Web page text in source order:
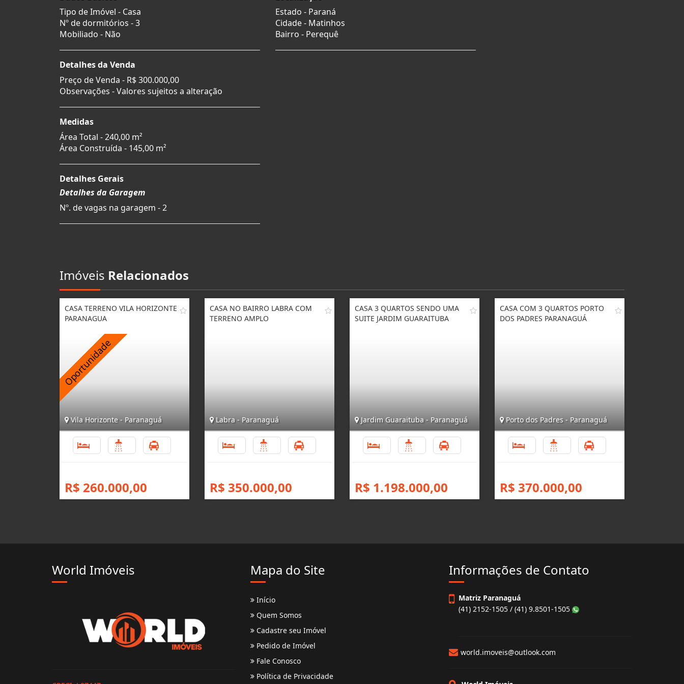
Tipo de Imóvel - Casa
Nº de dormitórios - 3
Mobiliado - Não
Detalhes da Venda
Preço de Venda - R$ 300.000,00
Observações - Valores sujeitos a alteração
Medidas
Área Total - 240,00 m²
Área Construída - 145,00 m²
Detalhes Gerais
Detalhes da Garagem
Nº. de vagas na garagem - 2
Estado - Paraná
Cidade - Matinhos
Bairro - Perequê
Imóveis Relacionados
CASA TERRENO VILA HORIZONTE
PARANAGUA
Vila Horizonte - Paranaguá
R$ 260.000,00
CASA NO BAIRRO LABRA COM
TERRENO AMPLO
Labra - Paranaguá
R$ 350.000,00
CASA 3 QUARTOS SENDO UMA
SUITE JARDIM GUARAITUBA
Jardim Guaraituba - Paranaguá
R$ 1.198.000,00
CASA COM 3 QUARTOS PORTO
DOS PADRES PARANAGUÁ
Porto dos Padres - Paranaguá
R$ 370.000,00
World Imóveis Mapa do Site
Início
Quem Somos
Cadastre seu Imóvel
Pedido de Imóvel
Fale Conosco
Política de Privacidade
Informações de Contato
Matriz Paranaguá
(41) 2152-1505 / (41) 9.8501-1505
world.imoveis@outlook.com